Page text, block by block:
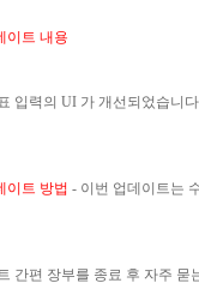
이트 내용
입력의 UI 가 개선되었습니
이트 방법 - 이번 업데이트는
간편 장부를 종료 후 자주